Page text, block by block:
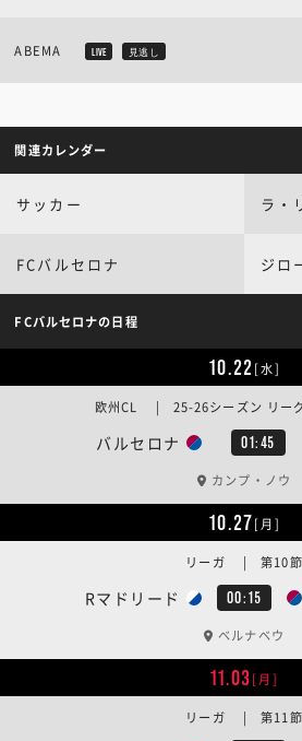
ABEMA LIVE 見逃し
関連カレンダー
サッカー ラ・
FCバルセロナ ジロ
FCバルセロナの日程
10.22[水]
バルセロナ 01:45
欧州CL | 25-26シーズン リー
カンプ・ノウ
10.27[月]
Rマドリード 00:15
リーガ | 第10節
ベルナベウ
11.03[月]
リーガ | 第11節